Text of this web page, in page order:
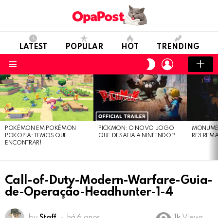
LATEST POPULAR HOT TRENDING
SWITCH
SKIN
LOGIN
LATEST
STORIES
POKÉMON EM POKÉMON
POKOPIA: TEMOS QUE
ENCONTRAR!
PICKMON: O NOVO JOGO
QUE DESAFIA A NINTENDO?
RE3
Call-of-Duty-Modern-Warfare-Guia-
de-Operação-Headhunter-1-4